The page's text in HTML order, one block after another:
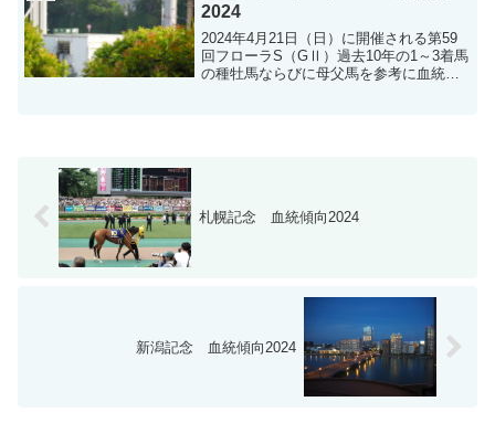
2024
2024年4月21日（日）に開催される第59
回フローラS（GⅡ）過去10年の1～3着馬
の種牡馬ならびに母父馬を参考に血統分
札幌記念 血統傾向2024
新潟記念 血統傾向2024